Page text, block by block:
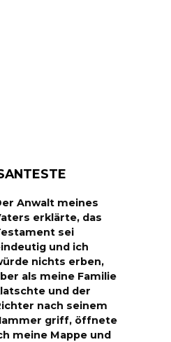
Anwalt meines
erklärte, das
sei
und ich
nichts erben,
als meine Familie
und der
nach seinem
griff, öffnete
meine Mappe und